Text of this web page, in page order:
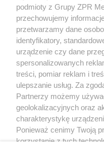
Żaden utwór zamieszczony w
rozpowszechniany lub dalej
także elektroniczny lub
jakiejkolwiek formie, włącznie z
zgody właściciela praw.
całości lub w części z
zabronione pod groźbą kary i
podmioty z Grupy ZPR
przechowujemy
przetwarzamy dane
identyfikatory,
urządzenie czy dane
spersonalizowanych
treści, pomiar reklam i
ulepszanie usług. Za
Partnerzy możemy
geolokalizacyjnych oraz
charakterystykę
Ponieważ cenimy Twoją
korzystanie z tych